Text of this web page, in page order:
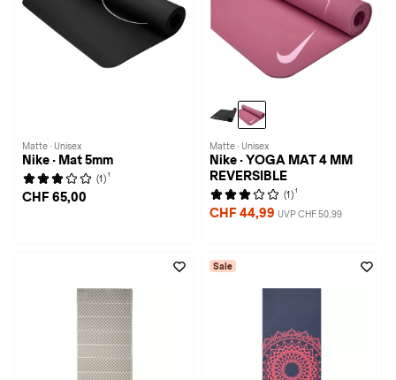
Matte · Unisex
Nike · Mat 5mm
(1) 1
CHF 65,00
Matte · Unisex
Nike · YOGA MAT 4 MM
REVERSIBLE
(1) 1
CHF 44,99 UVP CHF 50,99
Sale